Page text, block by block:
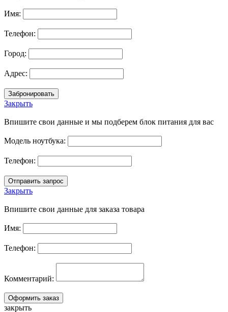
Имя:
Телефон:
Город:
Адрес:
Закрыть
Впишите свои данные и мы подберем блок питания для вас
Модель ноутбука:
Телефон:
Закрыть
Впишите свои данные для заказа товара
Имя:
Телефон:
Комментарий:
закрыть